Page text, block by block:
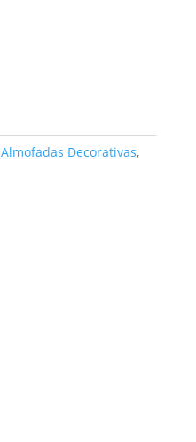
Almofadas Decorativas,